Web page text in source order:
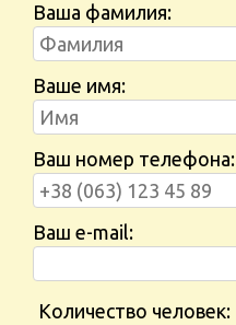
Ваша фамилия:
Ваше имя:
Ваш номер телефона:
Ваш e-mail:
Количество человек: